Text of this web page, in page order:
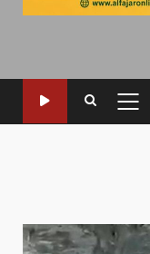
PRIMARY
MENU